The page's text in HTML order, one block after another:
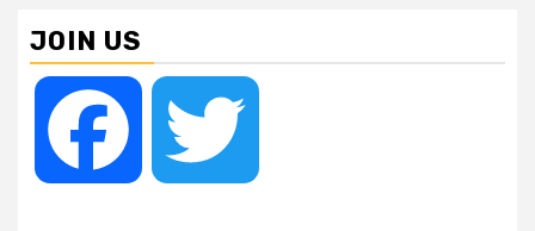
JOIN US
Facebook